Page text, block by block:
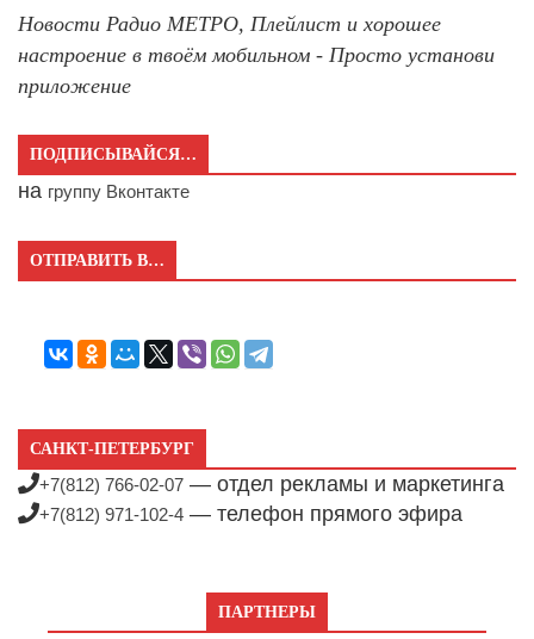
Новости Радио МЕТРО, Плейлист и хорошее
настроение в твоём мобильном - Просто установи
приложение
ПОДПИСЫВАЙСЯ…
на группу Вконтакте
ОТПРАВИТЬ В…
САНКТ-ПЕТЕРБУРГ
+7(812) 766-02-07 — отдел рекламы и маркетинга
+7(812) 971-102-4 — телефон прямого эфира
ПАРТНЕРЫ